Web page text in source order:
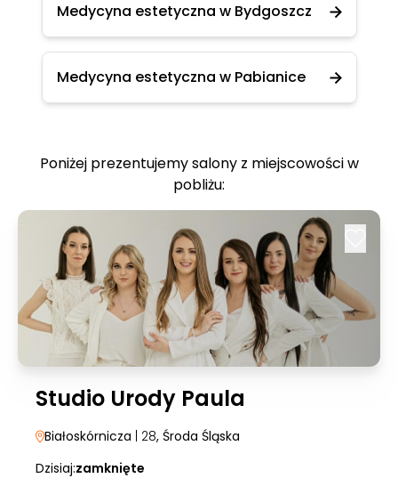
Medycyna estetyczna w Bydgoszcz
Medycyna estetyczna w Pabianice
Poniżej prezentujemy salony z miejscowości w
pobliżu:
Studio Urody Paula
Białoskórnicza | 28, Środa Śląska
Dzisiaj:zamknięte